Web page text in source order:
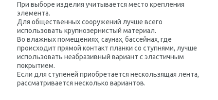
При выборе изделия учитывается место крепления
элемента.
Для общественных сооружений лучше всего
использовать крупнозернистый материал.
Во влажных помещениях, саунах, бассейнах, где
происходит прямой контакт планки со ступнями, лучше
использовать неабразивный вариант с эластичным
покрытием.
Если для ступеней приобретается нескользящая лента,
рассматривается несколько вариантов.